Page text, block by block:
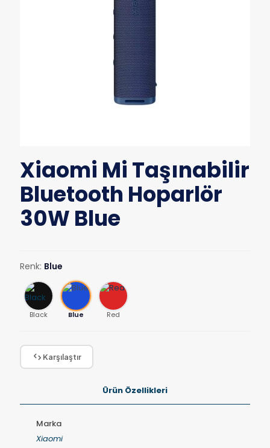
Xiaomi Mi Taşınabilir
Bluetooth Hoparlör
30W Blue
Renk: Blue
Black Blue Red
Karşılaştır
Ürün Özellikleri
Marka
Xiaomi